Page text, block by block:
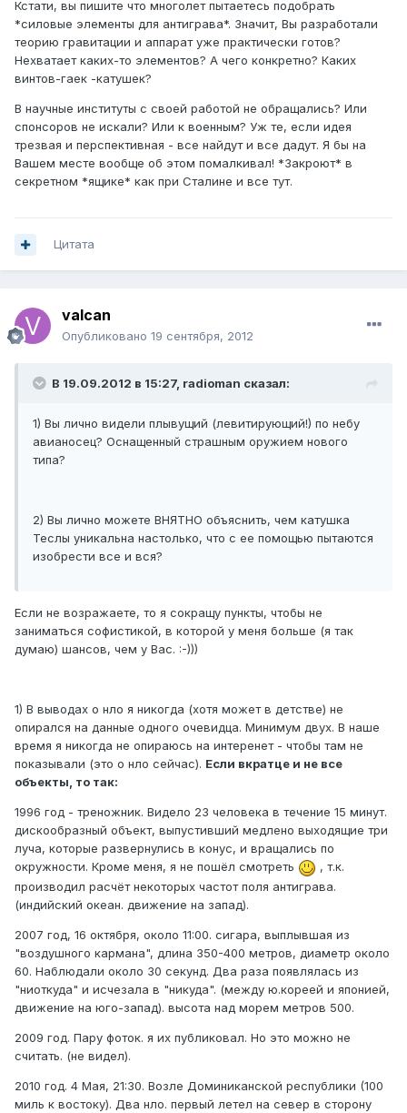
Кстати, вы пишите что многолет пытаетесь подобрать
*силовые элементы для антиграва*. Значит, Вы разработали
теорию гравитации и аппарат уже практически готов?
Нехватает каких-то элементов? А чего конкретно? Каких
винтов-гаек -катушек?
В научные институты с своей работой не обращались? Или
спонсоров не искали? Или к военным? Уж те, если идея
трезвая и перспективная - все найдут и все дадут. Я бы на
Вашем месте вообще об этом помалкивал! *Закроют* в
секретном *ящике* как при Сталине и все тут.
Цитата
valcan
Опубликовано 19 сентября, 2012
В 19.09.2012 в 15:27, radioman сказал:
1) Вы лично видели плывущий (левитирующий!) по небу
авианосец? Оснащенный страшным оружием нового
типа?
2) Вы лично можете ВНЯТНО объяснить, чем катушка
Теслы уникальна настолько, что с ее помощью пытаются
изобрести все и вся?
Если не возражаете, то я сокращу пункты, чтобы не
заниматься софистикой, в которой у меня больше (я так
думаю) шансов, чем у Вас. :-)))
1) В выводах о нло я никогда (хотя может в детстве) не
опирался на данные одного очевидца. Минимум двух. В наше
время я никогда не опираюсь на интеренет - чтобы там не
показывали (это о нло сейчас). Если вкратце и не все
объекты, то так:
1996 год - треножник. Видело 23 человека в течение 15 минут.
дискообразный объект, выпустивший медлено выходящие три
луча, которые развернулись в конус, и вращались по
окружности. Кроме меня, я не пошёл смотреть
, т.к.
производил расчёт некоторых частот поля антиграва.
(индийский океан. движение на запад).
2007 год, 16 октября, около 11:00. сигара, выплывшая из
"воздушного кармана", длина 350-400 метров, диаметр около
60. Наблюдали около 30 секунд. Два раза появлялась из
"ниоткуда" и исчезала в "никуда". (между ю.кореей и японией,
движение на юго-запад). высота над морем метров 500.
2009 год. Пару фоток. я их публиковал. Но это можно не
считать. (не видел).
2010 год. 4 Мая, 21:30. Возле Доминиканской республики (100
миль к востоку). Два нло. первый летел на север в сторону